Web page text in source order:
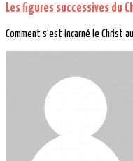
Les figures successives du
Comment s’est incarné le Christ